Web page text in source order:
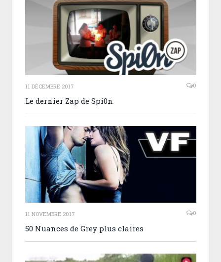
11 DÉCEMBRE 2017 0
Le dernier Zap de Spi0n
11 NOVEMBRE 2017 0
50 Nuances de Grey plus claires